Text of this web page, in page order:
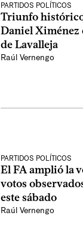
PARTIDOS POLÍTICOS
Triunfo
Daniel Ximénez
de Lavalleja
Raúl Vernengo
PARTIDOS POLÍTICOS
El FA amplió la
votos
este sábado
Raúl Vernengo